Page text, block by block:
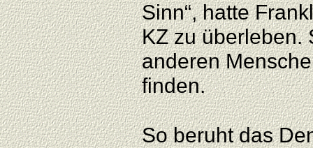
Sinn“, hatte
KZ zu überleben.
anderen
finden.
So beruht das